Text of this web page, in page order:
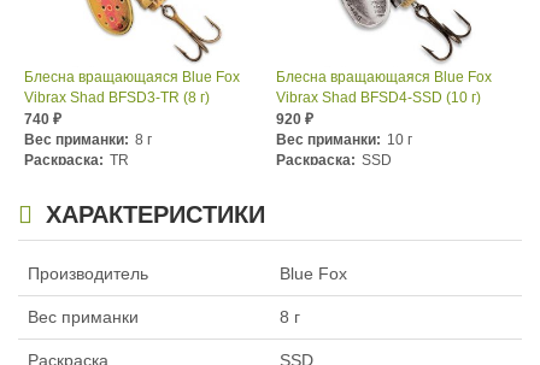
Блесна вращающаяся Blue Fox
Vibrax Shad BFSD3-TR (8 г)
740 ₽
Вес приманки: 8 г
Раскраска: TR
Блесна вращающаяся Blue Fox
Vibrax Shad BFSD4-SSD (10 г)
920 ₽
Вес приманки: 10 г
Раскраска: SSD
ХАРАКТЕРИСТИКИ
Производитель Blue Fox
Вес приманки 8 г
Раскраска SSD